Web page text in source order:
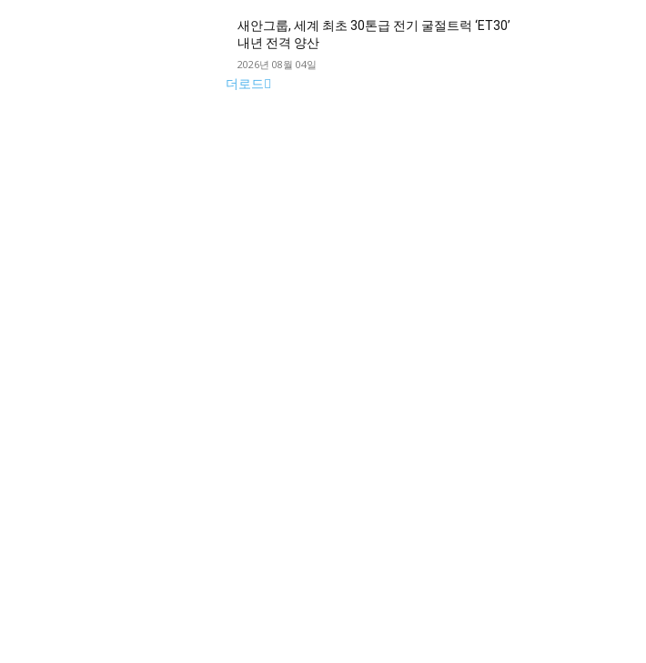
새안그룹, 세계 최초 30톤급 전기 굴절트럭 ‘ET30’
내년 전격 양산
2026년 08월 04일
더로드